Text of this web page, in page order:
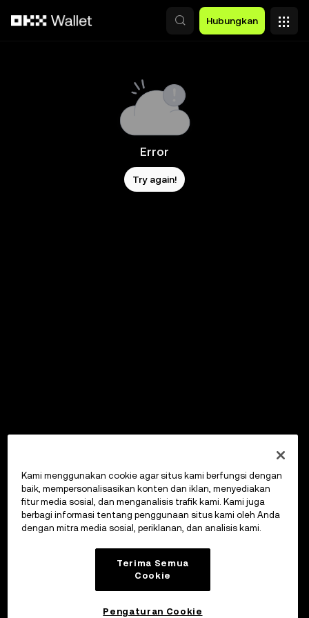
Hubungkan
Error
Try again!
Kami menggunakan cookie agar situs kami berfungsi dengan
baik, mempersonalisasikan konten dan iklan, menyediakan
fitur media sosial, dan menganalisis trafik kami. Kami juga
berbagi informasi tentang penggunaan situs kami oleh Anda
dengan mitra media sosial, periklanan, dan analisis kami.
Terima Semua
Cookie
Pengaturan Cookie